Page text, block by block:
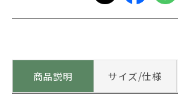
商品説明 サイズ/仕様